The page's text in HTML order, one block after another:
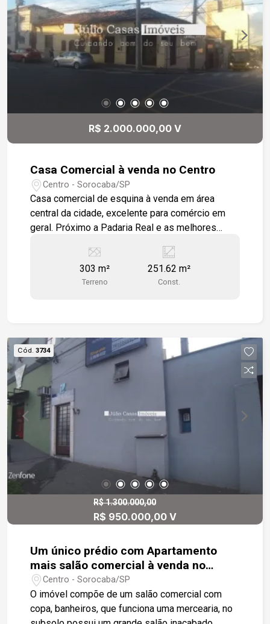
R$ 2.000.000,00 V
Casa Comercial à venda no Centro
Centro - Sorocaba/SP
Casa comercial de esquina à venda em área
central da cidade, excelente para comércio em
geral. Próximo a Padaria Real e as melhores
303 m²
Terreno
251.62 m²
Const.
Cód. 3734
R$ 1.300.000,00
R$ 950.000,00 V
Um único prédio com Apartamento
mais salão comercial à venda no
Centro
Centro - Sorocaba/SP
O imóvel compõe de um salão comercial com
copa, banheiros, que funciona uma mercearia, no